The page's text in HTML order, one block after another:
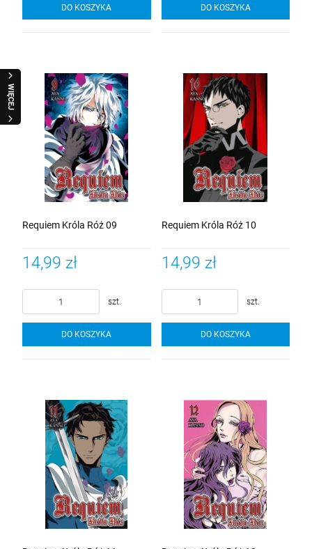
WIĘCEJ
DO KOSZYKA DO KOSZYKA
Requiem Króla Róż 09
14,99 zł
szt.
DO KOSZYKA
Requiem Króla Róż 10
14,99 zł
szt.
DO KOSZYKA